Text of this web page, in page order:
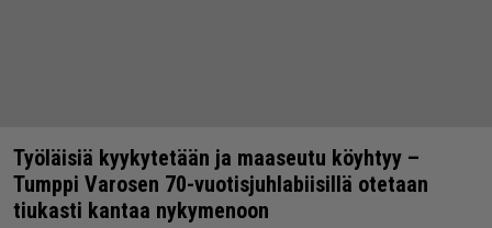
Työläisiä kyykytetään ja maaseutu köyhtyy –
Tumppi Varosen 70-vuotisjuhlabiisillä otetaan
tiukasti kantaa nykymenoon